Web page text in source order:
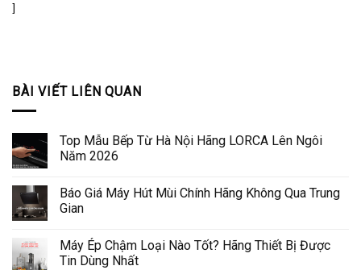
]
BÀI VIẾT LIÊN QUAN
Top Mẫu Bếp Từ Hà Nội Hãng LORCA Lên Ngôi
Năm 2026
Báo Giá Máy Hút Mùi Chính Hãng Không Qua Trung
Gian
Máy Ép Chậm Loại Nào Tốt? Hãng Thiết Bị Được
Tin Dùng Nhất